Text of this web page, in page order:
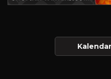
Kalendar